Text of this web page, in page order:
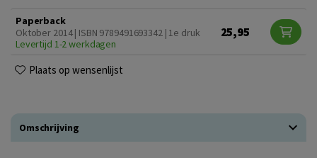
Paperback
Oktober 2014 | ISBN 9789491693342 | 1e druk
Levertijd 1-2 werkdagen
25,95
Plaats op wensenlijst
Omschrijving